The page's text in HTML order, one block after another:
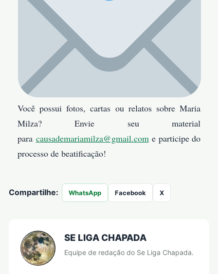
Você possui fotos, cartas ou relatos sobre Maria
Milza? Envie seu material
para causademariamilza@gmail.come participe do
processo de beatificação!
Compartilhe: WhatsApp Facebook X
SE LIGA CHAPADA
Equipe de redação do Se Liga Chapada.